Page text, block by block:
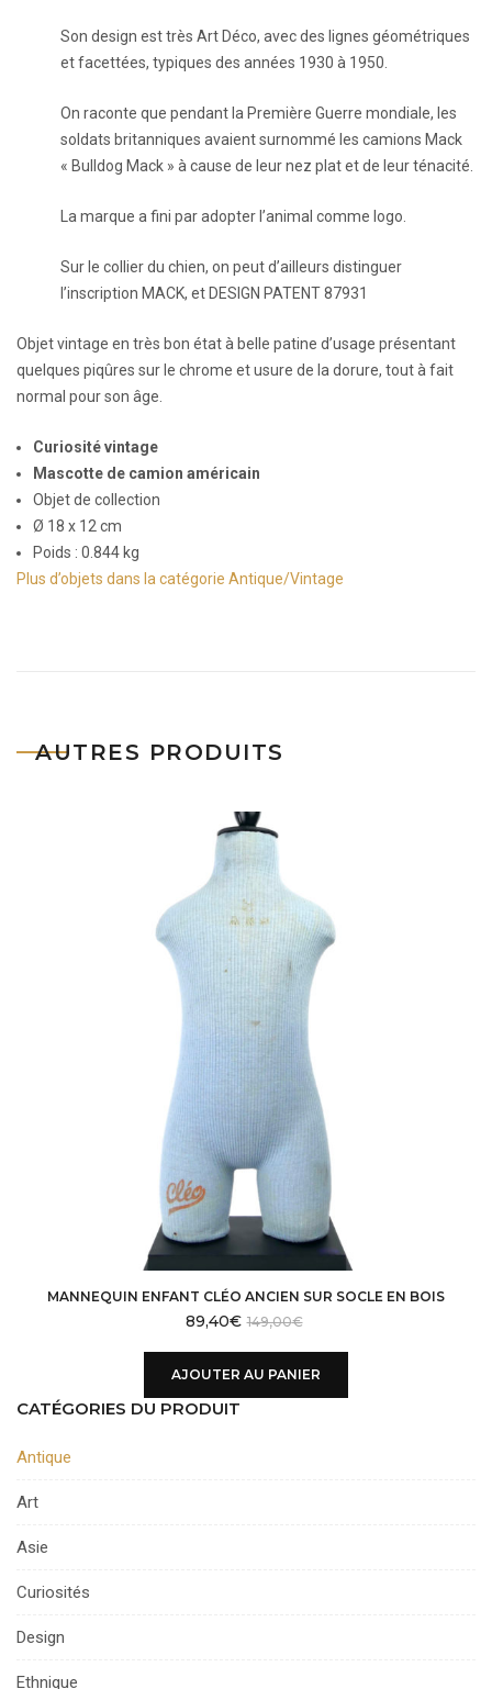
Son design est très Art Déco, avec des lignes géométriques
et facettées, typiques des années 1930 à 1950.
On raconte que pendant la Première Guerre mondiale, les
soldats britanniques avaient surnommé les camions Mack
« Bulldog Mack » à cause de leur nez plat et de leur ténacité.
La marque a fini par adopter l’animal comme logo.
Sur le collier du chien, on peut d’ailleurs distinguer
l’inscription MACK, et DESIGN PATENT 87931
Objet vintage en très bon état à belle patine d’usage présentant
quelques piqûres sur le chrome et usure de la dorure, tout à fait
normal pour son âge.
Curiosité vintage
Mascotte de camion américain
Objet de collection
Ø 18 x 12 cm
Poids : 0.844 kg
Plus d’objets dans la catégorie Antique/Vintage
AUTRES PRODUITS
MANNEQUIN ENFANT CLÉO ANCIEN SUR SOCLE EN BOIS
149,00€
89,40€
AJOUTER AU PANIER
CATÉGORIES DU PRODUIT
Antique
Art
Asie
Curiosités
Design
Ethnique